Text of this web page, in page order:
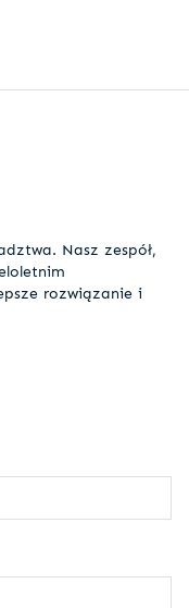
Nasz zespół,
rozwiązanie i